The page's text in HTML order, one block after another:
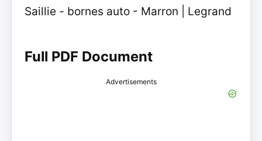
Saillie - bornes auto - Marron | Legrand
Full PDF Document
Advertisements